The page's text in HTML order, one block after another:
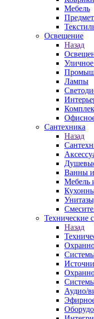
Мебель
Освещение
Назад
Лампы
Сантехника
Назад
Ванны и
Мебель
Технические
Назад
Аудио/